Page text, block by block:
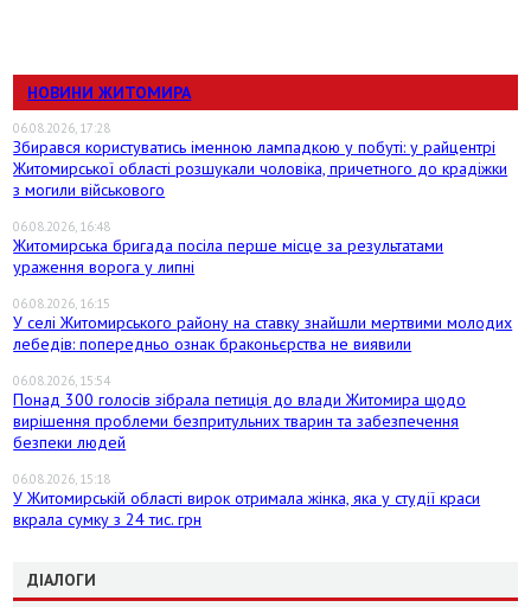
НОВИНИ ЖИТОМИРА
06.08.2026, 17:28
Збирався користуватись іменною лампадкою у побуті: у райцентрі
Житомирської області розшукали чоловіка, причетного до крадіжки
з могили військового
06.08.2026, 16:48
Житомирська бригада посіла перше місце за результатами
ураження ворога у липні
06.08.2026, 16:15
У селі Житомирського району на ставку знайшли мертвими молодих
лебедів: попередньо ознак браконьєрства не виявили
06.08.2026, 15:54
Понад 300 голосів зібрала петиція до влади Житомира щодо
вирішення проблеми безпритульних тварин та забезпечення
безпеки людей
06.08.2026, 15:18
У Житомирській області вирок отримала жінка, яка у студії краси
вкрала сумку з 24 тис. грн
ДІАЛОГИ